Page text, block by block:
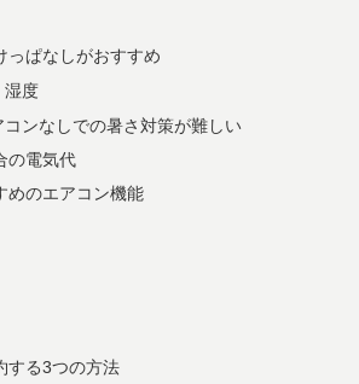
っぱなしがおすすめ
湿度
コンなしでの暑さ対策が難しい
の電気代
めのエアコン機能
する3つの方法